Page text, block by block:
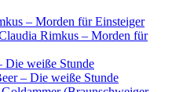
– Morden für Einsteiger
Rimkus – Morden für
Die weiße Stunde
– Die weiße Stunde